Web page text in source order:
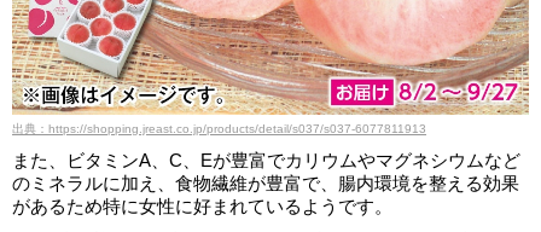
出典：https://shopping.jreast.co.jp/products/detail/s037/s037-6077811913
また、ビタミンA、C、Eが豊富でカリウムやマグネシウムなど
のミネラルに加え、食物繊維が豊富で、腸内環境を整える効果
があるため特に女性に好まれているようです。